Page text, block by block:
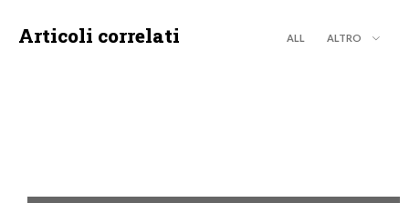
Articoli correlati ALL ALTRO